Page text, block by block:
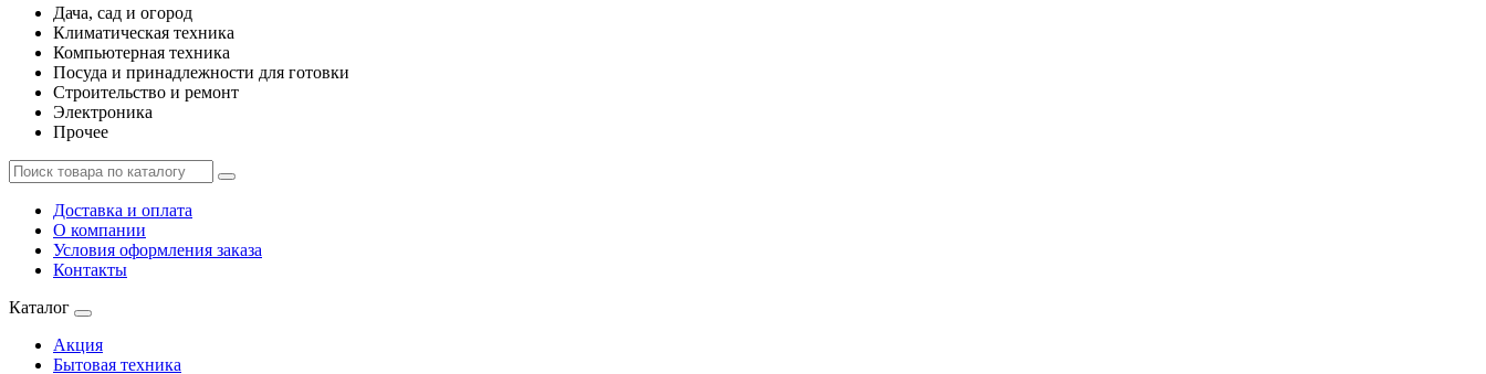
Дача, сад и огород
Климатическая техника
Компьютерная техника
Посуда и принадлежности для готовки
Строительство и ремонт
Электроника
Прочее
Доставка и оплата
О компании
Условия оформления заказа
Контакты
Каталог
Акция
Бытовая техника